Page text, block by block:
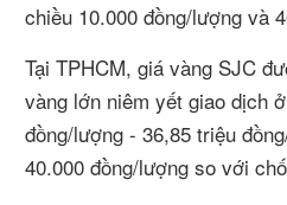
chiều 10.000 đồng/lượng và
Tại TPHCM, giá vàng SJC
vàng lớn niêm yết giao dịch
đồng/lượng - 36,85 triệu
40.000 đồng/lượng so với